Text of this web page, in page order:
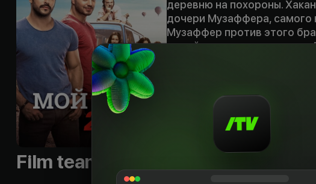
деревню на похороны.
дочери Музаффера, самого
Музаффер против этого
одной стороны он давит на
пытаясь обнаружить
могут обходиться без
умудряются ввязаться в
HD
Film team